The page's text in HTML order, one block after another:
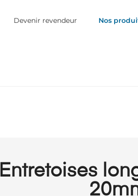
Devenir revendeur Nos
Entretoises